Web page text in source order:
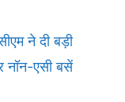
ने दी बड़ी
नॉन-एसी बसें